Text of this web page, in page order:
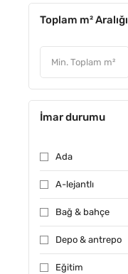
Toplam m² Aralığı
İmar durumu
Ada
A-lejantlı
Bağ & bahçe
Depo & antrepo
Eğitim